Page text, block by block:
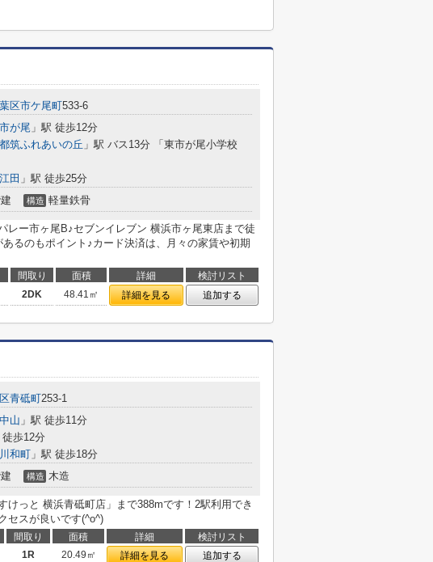
区市ケ尾町533-6
市が尾 」駅 徒歩12分
都筑ふれあいの丘 」駅 バス13分 「東市が尾小学校
江田 」駅 徒歩25分
構造 軽量鉄骨
レー市ヶ尾B♪セブンイレブン 横浜市ヶ尾東店まで徒
るのもポイント♪カード決済は、月々の家賃や初期
間取り 面積 詳細
検討リスト
2DK 48.41㎡ 詳細を見る 追加する
青砥町253-1
中山 」駅 徒歩11分
徒歩12分
川和町 」駅 徒歩18分
構造 木造
けっと 横浜青砥町店」まで388mです！2駅利用でき
セスが良いです(^o^)
間取り 面積 詳細
検討リスト
1R 20.49㎡ 詳細を見る 追加する